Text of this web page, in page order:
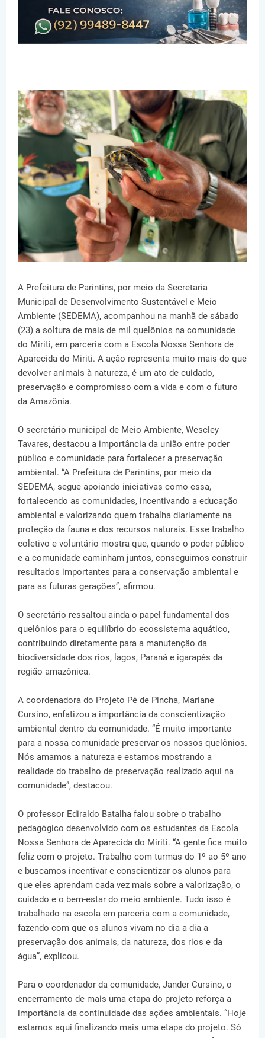
A Prefeitura de Parintins, por meio da Secretaria
Municipal de Desenvolvimento Sustentável e Meio
Ambiente (SEDEMA), acompanhou na manhã de sábado
(23) a soltura de mais de mil quelônios na comunidade
do Miriti, em parceria com a Escola Nossa Senhora de
Aparecida do Miriti. A ação representa muito mais do que
devolver animais à natureza, é um ato de cuidado,
preservação e compromisso com a vida e com o futuro
da Amazônia.
O secretário municipal de Meio Ambiente, Wescley
Tavares, destacou a importância da união entre poder
público e comunidade para fortalecer a preservação
ambiental. “A Prefeitura de Parintins, por meio da
SEDEMA, segue apoiando iniciativas como essa,
fortalecendo as comunidades, incentivando a educação
ambiental e valorizando quem trabalha diariamente na
proteção da fauna e dos recursos naturais. Esse trabalho
coletivo e voluntário mostra que, quando o poder público
e a comunidade caminham juntos, conseguimos construir
resultados importantes para a conservação ambiental e
para as futuras gerações”, afirmou.
O secretário ressaltou ainda o papel fundamental dos
quelônios para o equilíbrio do ecossistema aquático,
contribuindo diretamente para a manutenção da
biodiversidade dos rios, lagos, Paraná e igarapés da
região amazônica.
A coordenadora do Projeto Pé de Pincha, Mariane
Cursino, enfatizou a importância da conscientização
ambiental dentro da comunidade. “É muito importante
para a nossa comunidade preservar os nossos quelônios.
Nós amamos a natureza e estamos mostrando a
realidade do trabalho de preservação realizado aqui na
comunidade”, destacou.
O professor Ediraldo Batalha falou sobre o trabalho
pedagógico desenvolvido com os estudantes da Escola
Nossa Senhora de Aparecida do Miriti. “A gente fica muito
feliz com o projeto. Trabalho com turmas do 1º ao 5º ano
e buscamos incentivar e conscientizar os alunos para
que eles aprendam cada vez mais sobre a valorização, o
cuidado e o bem-estar do meio ambiente. Tudo isso é
trabalhado na escola em parceria com a comunidade,
fazendo com que os alunos vivam no dia a dia a
preservação dos animais, da natureza, dos rios e da
água”, explicou.
Para o coordenador da comunidade, Jander Cursino, o
encerramento de mais uma etapa do projeto reforça a
importância da continuidade das ações ambientais. “Hoje
estamos aqui finalizando mais uma etapa do projeto. Só